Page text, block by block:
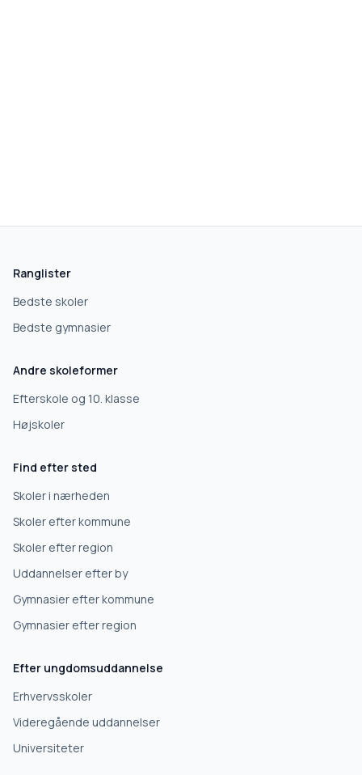
Ranglister
Bedste skoler
Bedste gymnasier
Andre skoleformer
Efterskole og 10. klasse
Højskoler
Find efter sted
Skoler i nærheden
Skoler efter kommune
Skoler efter region
Uddannelser efter by
Gymnasier efter kommune
Gymnasier efter region
Efter ungdomsuddannelse
Erhvervsskoler
Videregående uddannelser
Universiteter